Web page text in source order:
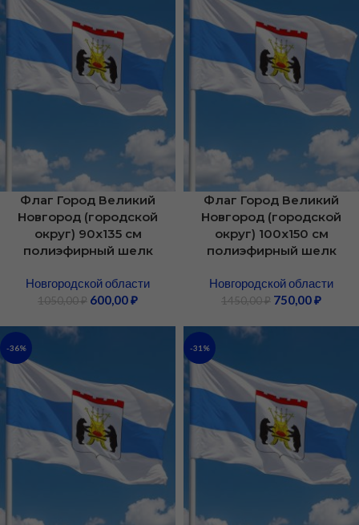
Флаг Город Великий
Новгород (городской
округ) 90х135 см
полиэфирный шелк
Новгородской области
1050,00₽ 600,00₽
Флаг Город Великий
Новгород (городской
округ) 100х150 см
полиэфирный шелк
Новгородской области
1450,00₽ 750,00₽
-36% -31%